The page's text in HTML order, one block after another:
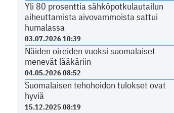
Yli 80 prosenttia sähköpotkulautailun
aiheuttamista aivovammoista sattui
humalassa
03.07.2026 10:39
Näiden oireiden vuoksi suomalaiset
menevät lääkäriin
04.05.2026 08:52
Suomalaisen tehohoidon tulokset ovat
hyviä
15.12.2025 08:19